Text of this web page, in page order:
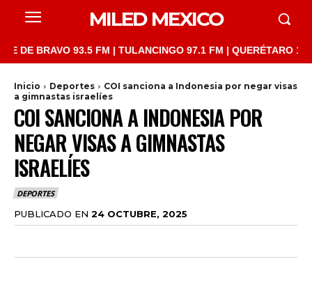
MILED MEXICO
93.5 FM | TULANCINGO 97.1 FM | QUERÉTARO 103.1
Inicio Deportes
COI sanciona a Indonesia por negar visas
a gimnastas israelíes
COI SANCIONA A INDONESIA POR
NEGAR VISAS A GIMNASTAS
ISRAELÍES
DEPORTES
PUBLICADO EN 24 OCTUBRE, 2025